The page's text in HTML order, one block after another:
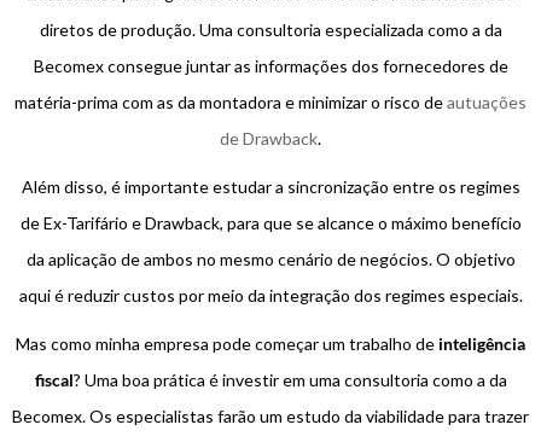
diretos de produção. Uma consultoria especializada como a da
Becomex consegue juntar as informações dos fornecedores de
matéria-prima com as da montadora e minimizar o risco deautuações
de Drawback.
Além disso, é importante estudar a sincronização entre os regimes
de Ex-Tarifário e Drawback, para que se alcance o máximo benefício
da aplicação de ambos no mesmo cenário de negócios. O objetivo
aqui é reduzir custos por meio da integração dos regimes especiais.
Mas como minha empresa pode começar um trabalho de inteligência
fiscal? Uma boa prática é investir em uma consultoria como a da
Becomex. Os especialistas farão um estudo da viabilidade para trazer